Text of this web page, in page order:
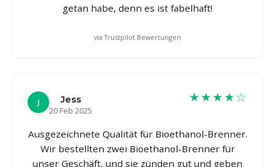
getan habe, denn es ist fabelhaft!
via Trustpilot Bewertungen
J
Jess
20 Feb 2025
★★★★☆
Ausgezeichnete Qualität für Bioethanol-Brenner.
Wir bestellten zwei Bioethanol-Brenner für
unser Geschäft, und sie zünden gut und geben